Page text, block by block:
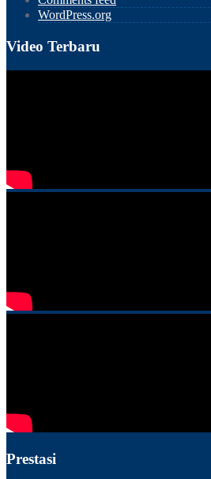
WordPress.org
Video Terbaru
Prestasi